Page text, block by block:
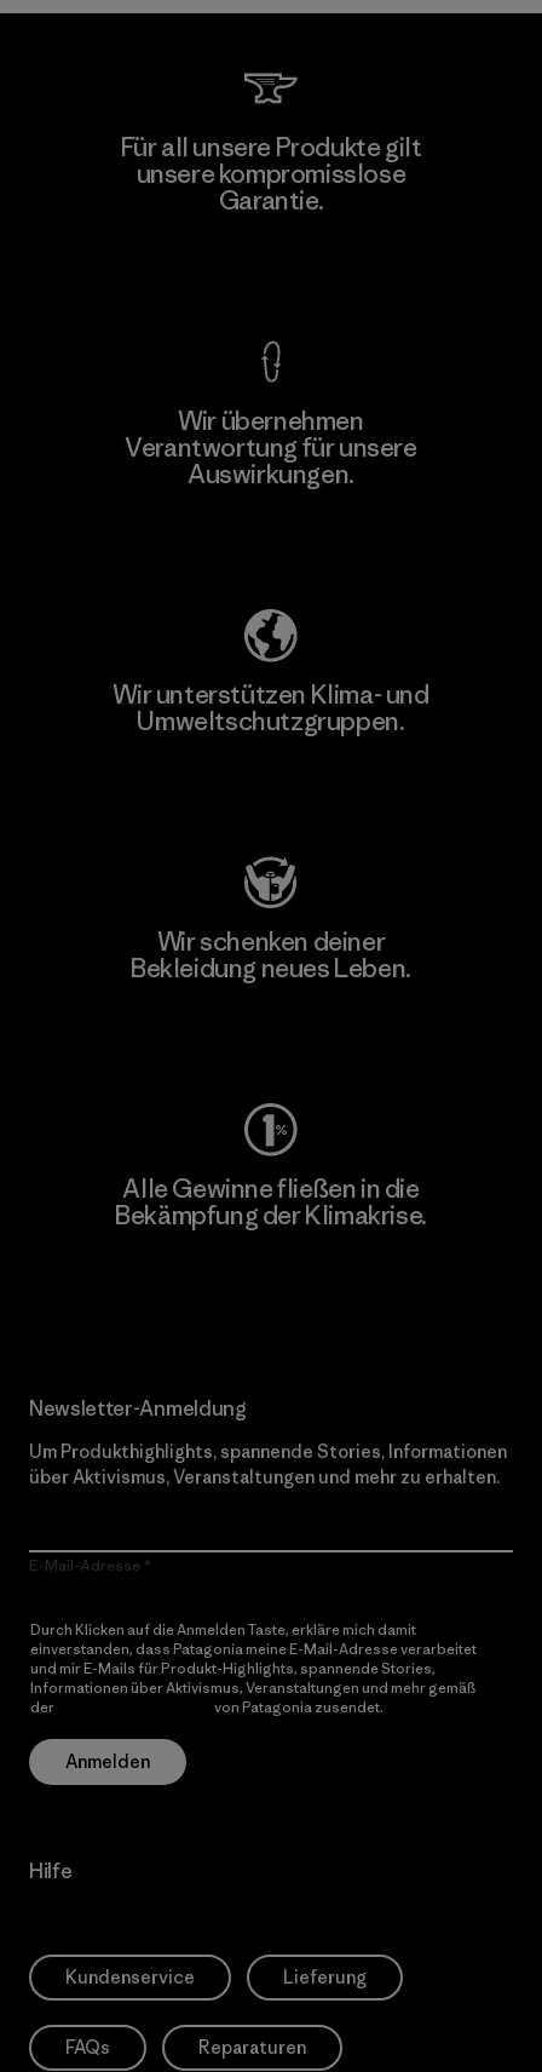
Singtex Industrial
Material-supplier
Für all unsere Produkte gilt
unsere kompromisslose
Garantie.
Wir übernehmen
Verantwortung für unsere
Auswirkungen.
Wir unterstützen Klima- und
Umweltschutzgruppen.
Wir schenken deiner
Bekleidung neues Leben.
Alle Gewinne fließen in die
Bekämpfung der Klimakrise.
Newsletter-Anmeldung
Um Produkthighlights, spannende Stories, Informationen
über Aktivismus, Veranstaltungen und mehr zu erhalten.
E-Mail-Adresse
Durch Klicken auf die Anmelden Taste, erkläre mich damit
einverstanden, dass Patagonia meine E-Mail-Adresse verarbeitet
und mir E-Mails für Produkt-Highlights, spannende Stories,
Informationen über Aktivismus, Veranstaltungen und mehr gemäß
der
von Patagonia zusendet.
Anmelden
Hilfe
Kundenservice Lieferung
FAQs Reparaturen